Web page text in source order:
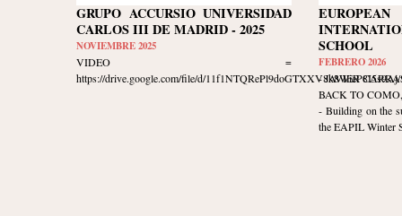
GRUPO ACCURSIO UNIVERSIDAD
CARLOS III DE MADRID - 2025
NOVIEMBRE 2025
VIDEO =
https://drive.google.com/file/d/
SCHOOL
FEBRERO 2026
- JAVIER
BACK TO
- Building on the
the EAPIL Winter